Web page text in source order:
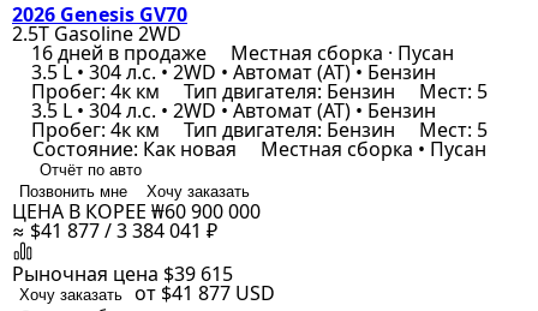
2026 Genesis GV70
2.5T Gasoline 2WD
16 дней в продаже Местная сборка · Пусан
3.5 L • 304 л.с. • 2WD • Автомат (AT) • Бензин
Пробег: 4к км Тип двигателя: Бензин Мест: 5
3.5 L • 304 л.с. • 2WD • Автомат (AT) • Бензин
Пробег: 4к км Тип двигателя: Бензин Мест: 5
Состояние: Как новая Местная сборка • Пусан
Отчёт по авто
Позвонить мне
Хочу заказать
ЦЕНА В КОРЕЕ ₩60 900 000
≈ $41 877 / 3 384 041 ₽
Рыночная цена $39 615
Хочу заказать от $41 877 USD